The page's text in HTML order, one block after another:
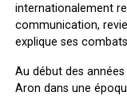
internationalement
communication,
explique ses
Au début des
Aron dans une